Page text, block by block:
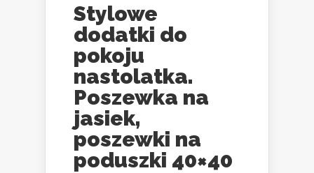
Stylowe
dodatki do
pokoju
nastolatka.
Poszewka na
jasiek,
poszewki na
poduszki 40×40